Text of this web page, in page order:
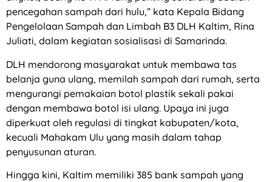
pencegahan sampah dari hulu,” kata Kepala Bidang
Pengelolaan Sampah dan Limbah B3 DLH Kaltim, Rina
Juliati, dalam kegiatan sosialisasi di Samarinda.
DLH mendorong masyarakat untuk membawa tas
belanja guna ulang, memilah sampah dari rumah, serta
mengurangi pemakaian botol plastik sekali pakai
dengan membawa botol isi ulang. Upaya ini juga
diperkuat oleh regulasi di tingkat kabupaten/kota,
kecuali Mahakam Ulu yang masih dalam tahap
penyusunan aturan.
Hingga kini, Kaltim memiliki 385 bank sampah yang